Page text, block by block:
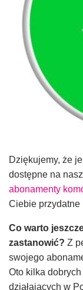
Dziękujemy, że
dostępne na
abonamenty
Ciebie przydatne
Co warto
zastanowić? Z
swojego
Oto kilka
działających w